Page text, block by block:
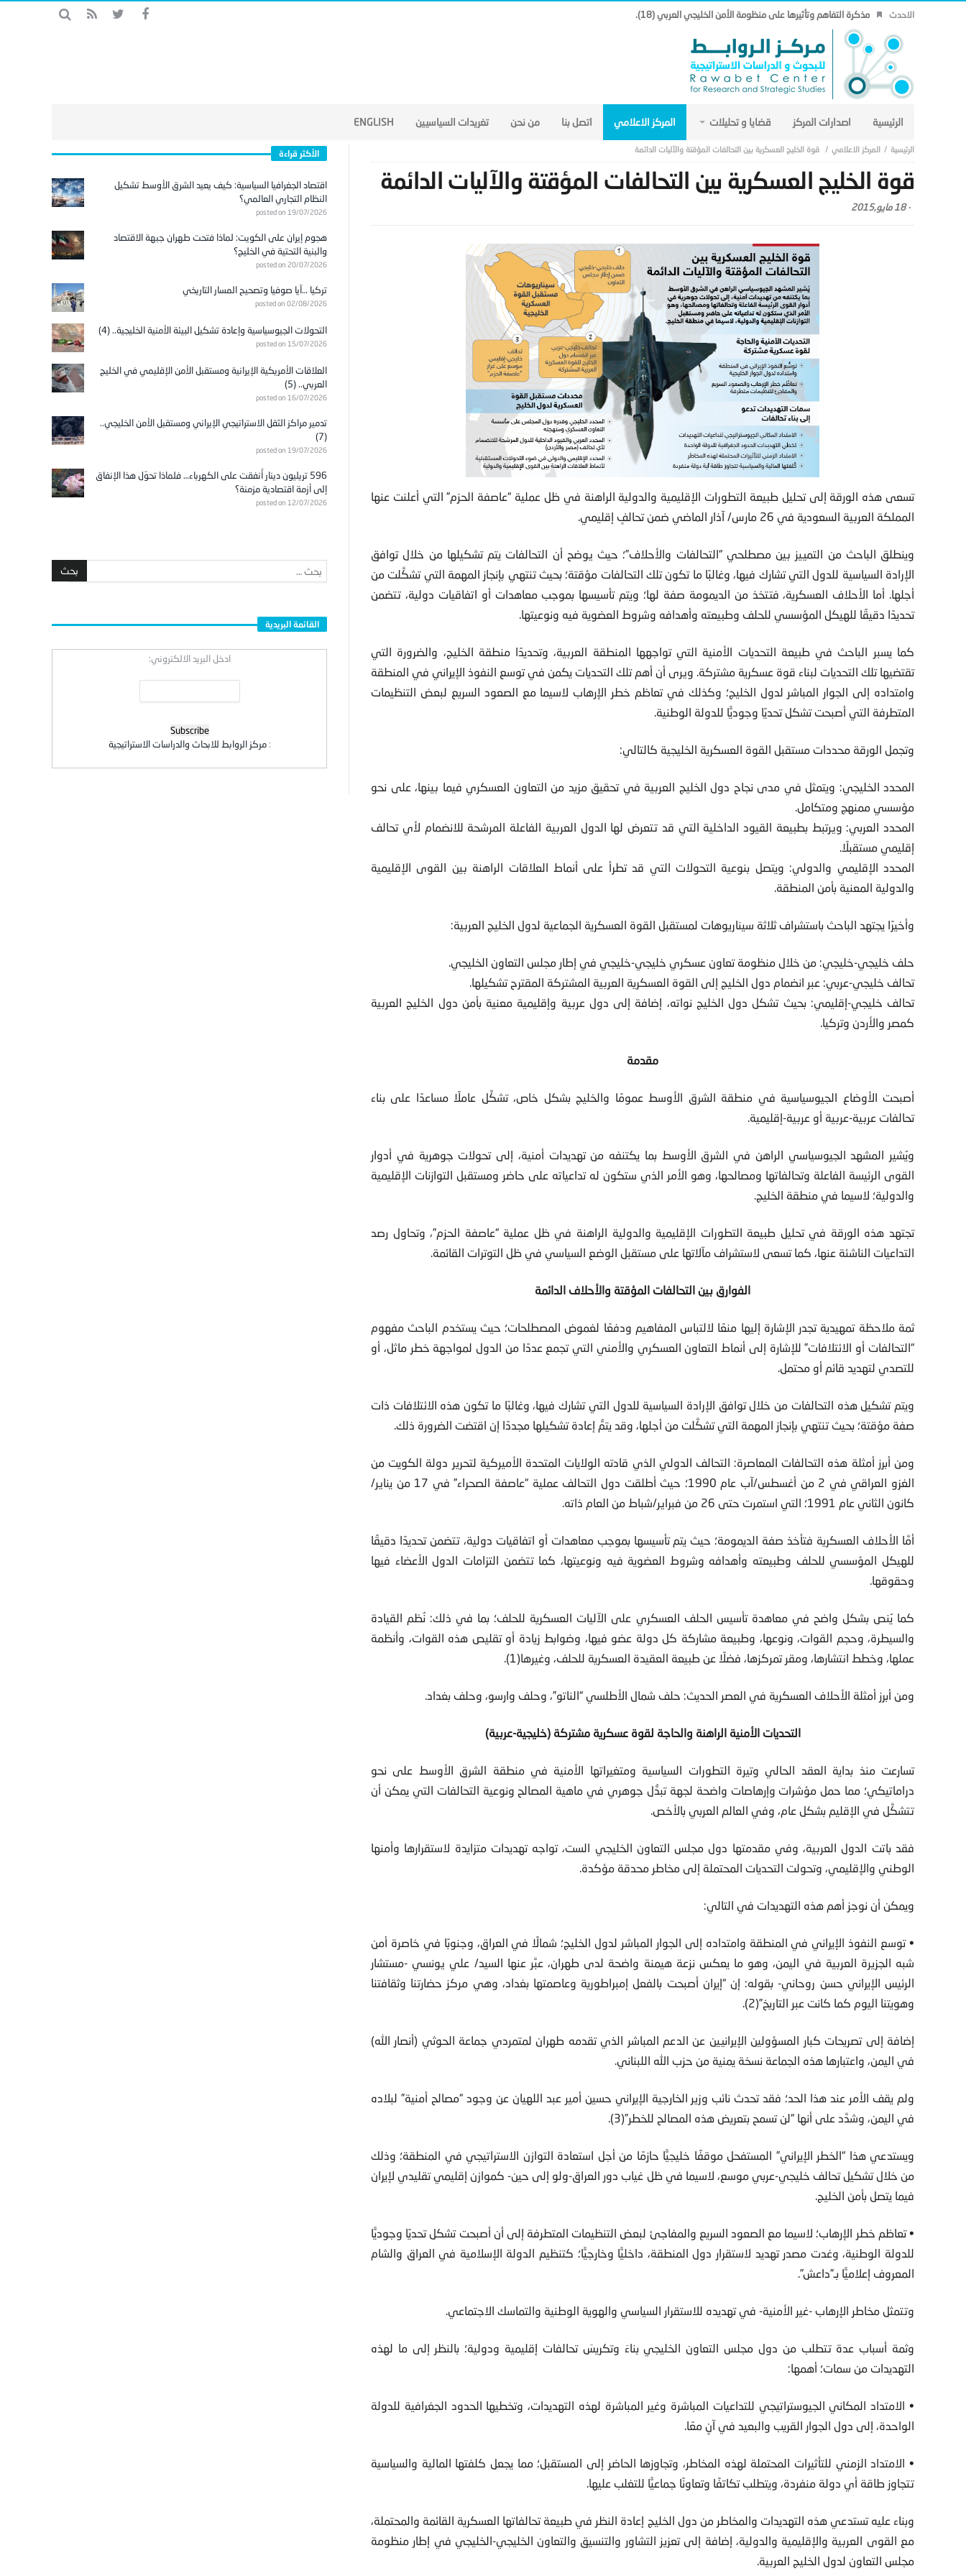
الاحدث مذكرة التفاهم وتأثيرها على منظومة الأمن الخليجي العربي (18).
الرئيسية اصدارات المركز قضايا و تحليلات المركز الاعلامي اتصل بنا من نحن تغريدات السياسيين ENGLISH
المركز الاعلامي قوة الخليج العسكرية بين التحالفات المؤقتة والآليات الدائمة
قوة الخليج العسكرية بين التحالفات المؤقتة والآليات الدائمة
-18 مايو,2015
تسعى هذه الورقة إلى تحليل طبيعة التطورات الإقليمية والدولية الراهنة في ظل عملية “عاصفة الحزم” التي أعلنت عنها
المملكة العربية السعودية في 26 مارس/ آذار الماضي ضمن تحالفٍ إقليمي.
وينطلق الباحث من التمييز بين مصطلحي “التحالفات والأحلاف”؛ حيث يوضح أن التحالفات يتم تشكيلها من خلال توافق
الإرادة السياسية للدول التي تشارك فيها، وغالبًا ما تكون تلك التحالفات مؤقتة؛ بحيث تنتهي بإنجاز المهمة التي تشكَّلت من
أجلها. أما الأحلاف العسكرية، فتتخذ من الديمومة صفة لها؛ ويتم تأسيسها بموجب معاهدات أو اتفاقيات دولية، تتضمن
تحديدًا دقيقًا للهيكل المؤسسي للحلف وطبيعته وأهدافه وشروط العضوية فيه ونوعيتها.
كما يسبر الباحث في طبيعة التحديات الأمنية التي تواجهها المنطقة العربية، وتحديدًا منطقة الخليج، والضرورة التي
تقتضيها تلك التحديات لبناء قوة عسكرية مشتركة. ويرى أن أهم تلك التحديات يكمن في توسع النفوذ الإيراني في المنطقة
وامتداده إلى الجوار المباشر لدول الخليج؛ وكذلك في تعاظم خطر الإرهاب لاسيما مع الصعود السريع لبعض التنظيمات
المتطرفة التي أصبحت تشكل تحديًا وجوديًّا للدولة الوطنية.
وتجمل الورقة محددات مستقبل القوة العسكرية الخليجية كالتالي:
المحدد الخليجي: ويتمثل في مدى نجاح دول الخليج العربية في تحقيق مزيد من التعاون العسكري فيما بينها، على نحو
مؤسسي ممنهج ومتكامل.
المحدد العربي: ويرتبط بطبيعة القيود الداخلية التي قد تتعرض لها الدول العربية الفاعلة المرشحة للانضمام لأي تحالف
إقليمي مستقبلًا.
المحدد الإقليمي والدولي: ويتصل بنوعية التحولات التي قد تطرأ على أنماط العلاقات الراهنة بين القوى الإقليمية
والدولية المعنية بأمن المنطقة.
وأخيرًا يجتهد الباحث باستشراف ثلاثة سيناريوهات لمستقبل القوة العسكرية الجماعية لدول الخليج العربية:
حلف خليجي-خليجي: من خلال منظومة تعاون عسكري خليجي-خليجي في إطار مجلس التعاون الخليجي.
تحالف خليجي-عربي: عبر انضمام دول الخليج إلى القوة العسكرية العربية المشتركة المقترح تشكيلها.
تحالف خليجي-إقليمي: بحيث تشكل دول الخليج نواته، إضافة إلى دول عربية وإقليمية معنية بأمن دول الخليج العربية
كمصر والأردن وتركيا.
مقدمة
أصبحت الأوضاع الجيوسياسية في منطقة الشرق الأوسط عمومًا والخليج بشكل خاص، تشكِّل عاملًا مساعدًا على بناء
تحالفات عربية-عربية أو عربية-إقليمية.
ويُشير المشهد الجيوسياسي الراهن في الشرق الأوسط بما يكتنفه من تهديدات أمنية، إلى تحولات جوهرية في أدوار
القوى الرئيسة الفاعلة وتحالفاتها ومصالحها، وهو الأمر الذي ستكون له تداعياته على حاضر ومستقبل التوازنات الإقليمية
والدولية؛ لاسيما في منطقة الخليج.
تجتهد هذه الورقة في تحليل طبيعة التطورات الإقليمية والدولية الراهنة في ظل عملية “عاصفة الحزم”، وتحاول رصد
التداعيات الناشئة عنها، كما تسعى لاستشراف مآلاتها على مستقبل الوضع السياسي في ظل التوترات القائمة.
الفوارق بين التحالفات المؤقتة والأحلاف الدائمة
ثمة ملاحظة تمهيدية تجدر الإشارة إليها منعًا لالتباس المفاهيم ودفعًا لغموض المصطلحات؛ حيث يستخدم الباحث مفهوم
“التحالفات أو الائتلافات” للإشارة إلى أنماط التعاون العسكري والأمني التي تجمع عددًا من الدول لمواجهة خطر ماثل، أو
للتصدي لتهديد قائم أو محتمل.
ويتم تشكيل هذه التحالفات من خلال توافق الإرادة السياسية للدول التي تشارك فيها، وغالبًا ما تكون هذه الائتلافات ذات
صفة مؤقتة؛ بحيث تنتهي بإنجاز المهمة التي تشكَّلت من أجلها، وقد يتمُّ إعادة تشكيلها مجددًا إن اقتضت الضرورة ذلك.
ومن أبرز أمثلة هذه التحالفات المعاصرة: التحالف الدولي الذي قادته الولايات المتحدة الأميركية لتحرير دولة الكويت من
الغزو العراقي في 2 من أغسطس/آب عام 1990؛ حيث أطلقت دول التحالف عملية “عاصفة الصحراء” في 17 من يناير/
كانون الثاني عام 1991؛ التي استمرت حتى 26 من فبراير/شباط من العام ذاته.
أمَّا الأحلاف العسكرية فتأخذ صفة الديمومة؛ حيث يتم تأسيسها بموجب معاهدات أو اتفاقيات دولية، تتضمن تحديدًا دقيقًا
للهيكل المؤسسي للحلف وطبيعته وأهدافه وشروط العضوية فيه ونوعيتها، كما تتضمن التزامات الدول الأعضاء فيها
وحقوقها.
كما يُنص بشكل واضح في معاهدة تأسيس الحلف العسكري على الآليات العسكرية للحلف؛ بما في ذلك: نُظم القيادة
والسيطرة، وحجم القوات، ونوعها، وطبيعة مشاركة كل دولة عضو فيها، وضوابط زيادة أو تقليص هذه القوات، وأنظمة
عملها، وخطط انتشارها، ومقر تمركزها، فضلًا عن طبيعة العقيدة العسكرية للحلف، وغيرها(1).
ومن أبرز أمثلة الأحلاف العسكرية في العصر الحديث: حلف شمال الأطلسي “الناتو”، وحلف وارسو، وحلف بغداد.
التحديات الأمنية الراهنة والحاجة لقوة عسكرية مشتركة (خليجية-عربية)
تسارعت منذ بداية العقد الحالي وتيرة التطورات السياسية ومتغيراتها الأمنية في منطقة الشرق الأوسط على نحو
دراماتيكي؛ مما حمل مؤشرات وإرهاصات واضحة لجهة تبدُّل جوهري في ماهية المصالح ونوعية التحالفات التي يمكن أن
تتشكَّل في الإقليم بشكل عام، وفي العالم العربي بالأخص.
فقد باتت الدول العربية، وفي مقدمتها دول مجلس التعاون الخليجي الست، تواجه تهديدات متزايدة لاستقرارها وأمنها
الوطني والإقليمي، وتحولت التحديات المحتملة إلى مخاطر محدقة مؤكدة.
ويمكن أن نوجز أهم هذه التهديدات في التالي:
• توسع النفوذ الإيراني في المنطقة وامتداده إلى الجوار المباشر لدول الخليج؛ شمالًا في العراق، وجنوبًا في خاصرة أمن
شبه الجزيرة العربية في اليمن، وهو ما يعكس نزعة هيمنة واضحة لدى طهران، عبَّر عنها السيد/ علي يونسي -مستشار
الرئيس الإيراني حسن روحاني- بقوله: إن “إيران أصبحت بالفعل إمبراطورية وعاصمتها بغداد، وهي مركز حضارتنا وثقافتنا
وهويتنا اليوم كما كانت عبر التاريخ”(2).
إضافة إلى تصريحات كبار المسؤولين الإيرانيين عن الدعم المباشر الذي تقدمه طهران لمتمردي جماعة الحوثي (أنصار الله)
في اليمن، واعتبارها هذه الجماعة نسخة يمنية من حزب الله اللبناني.
ولم يقف الأمر عند هذا الحد؛ فقد تحدث نائب وزير الخارجية الإيراني حسين أمير عبد اللهيان عن وجود “مصالح أمنية” لبلاده
في اليمن، وشدَّد على أنها “لن تسمح بتعريض هذه المصالح للخطر”(3).
ويستدعي هذا “الخطر الإيراني” المستفحل موقفًا خليجيًّا حازمًا من أجل استعادة التوازن الاستراتيجي في المنطقة؛ وذلك
من خلال تشكيل تحالف خليجي-عربي موسع، لاسيما في ظل غياب دور العراق-ولو إلى حين- كموازن إقليمي تقليدي لإيران
فيما يتصل بأمن الخليج.
• تعاظم خطر الإرهاب؛ لاسيما مع الصعود السريع والمفاجئ لبعض التنظيمات المتطرفة إلى أن أصبحت تشكل تحديًا وجوديًّا
للدولة الوطنية، وغدت مصدر تهديد لاستقرار دول المنطقة، داخليًّا وخارجيًّا؛ كتنظيم الدولة الإسلامية في العراق والشام
المعروف إعلاميًّا بـ”داعش”.
وتتمثل مخاطر الإرهاب -غير الأمنية- في تهديده للاستقرار السياسي والهوية الوطنية والتماسك الاجتماعي.
وثمة أسباب عدة تتطلب من دول مجلس التعاون الخليجي بناءَ وتكريسَ تحالفات إقليمية ودولية؛ بالنظر إلى ما لهذه
التهديدات من سمات؛ أهمها:
• الامتداد المكاني الجيوستراتيجي للتداعيات المباشرة وغير المباشرة لهذه التهديدات، وتخطيها الحدود الجغرافية للدولة
الواحدة، إلى دول الجوار القريب والبعيد في آنٍ معًا.
• الامتداد الزمني للتأثيرات المحتملة لهذه المخاطر، وتجاوزها الحاضر إلى المستقبل؛ مما يجعل كلفتها المالية والسياسية
تتجاوز طاقة أي دولة منفردة، ويتطلب تكاتفًا وتعاونًا جماعيًّا للتغلب عليها.
وبناء عليه تستدعي هذه التهديدات والمخاطر من دول الخليج إعادة النظر في طبيعة تحالفاتها العسكرية القائمة والمحتملة،
مع القوى العربية والإقليمية والدولية، إضافة إلى تعزيز التشاور والتنسيق والتعاون الخليجي-الخليجي في إطار منظومة
مجلس التعاون لدول الخليج العربية.
الأكثر قراءة
اقتصاد الجغرافيا السياسية: كيف يعيد الشرق الأوسط تشكيل
النظام التجاري العالمي؟
posted on 19/07/2026
هجوم إيران على الكويت: لماذا فتحت طهران جبهة الاقتصاد
والبنية التحتية في الخليج؟
posted on 20/07/2026
تركيا …آيا صوفيا وتصحيح المسار التاريخي
posted on 02/08/2026
التحولات الجيوسياسية وإعادة تشكيل البيئة الأمنية الخليجية.. (4)
posted on 15/07/2026
العلاقات الأمريكية الإيرانية ومستقبل الأمن الإقليمي في الخليج
العربي.. (5)
posted on 16/07/2026
تدمير مراكز الثقل الاستراتيجي الإيراني ومستقبل الأمن الخليجي..
(7)
posted on 19/07/2026
596 تريليون دينار أُنفقت على الكهرباء… فلماذا تحوّل هذا الإنفاق
إلى أزمة اقتصادية مزمنة؟
posted on 12/07/2026
القائمة البريدية
ادخل البريد الالكتروني:
:مركز الروابط للابحاث والدراسات الاستراتيجية